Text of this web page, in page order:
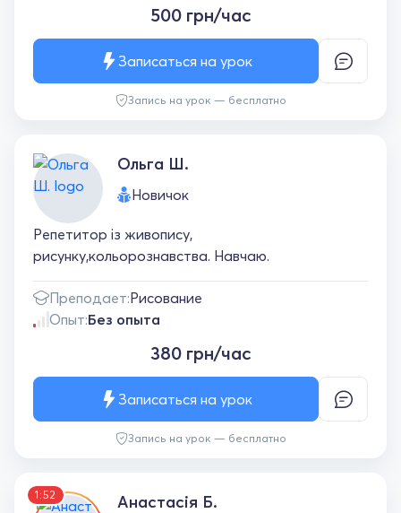
500 грн/час
Запись на урок — бесплатно
Записаться на урок
Ольга Ш.
Новичок
Репетитор із живопису,
рисунку,кольорознавства. Навчаю.
Преподает:Рисование
Опыт:Без опыта
380 грн/час
Запись на урок — бесплатно
Записаться на урок
1:52 Анастасія Б.